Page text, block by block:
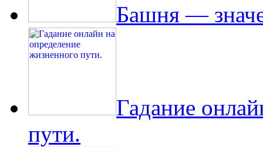
Башня —
Гадание
пути.